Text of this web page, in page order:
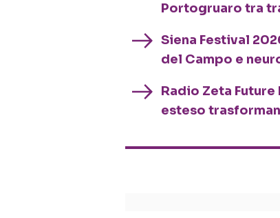
Portogruaro tra
Siena Festival
del Campo e
Radio Zeta
esteso